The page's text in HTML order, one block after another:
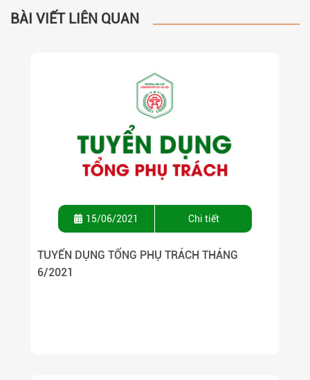
BÀI VIẾT LIÊN QUAN
15/06/2021 Chi tiết
TUYỂN DỤNG TỔNG PHỤ TRÁCH THÁNG
6/2021